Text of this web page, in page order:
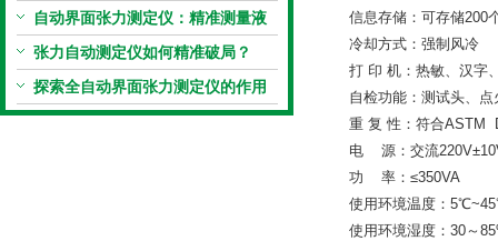
定“小窍门”
自动界面张力测定仪：精准测量液
体界面张力的关键设备
张力自动测定仪如何精准破局？
探索全自动界面张力测定仪的作用
信息存储：可存储200
冷却方式：强制风冷
打 印 机：热敏、汉字
自检功能：测试头、
重 复 性：符合ASTM
电 源：交流
功 率：≤350VA
使用环境温度：
使用环境湿度：30～